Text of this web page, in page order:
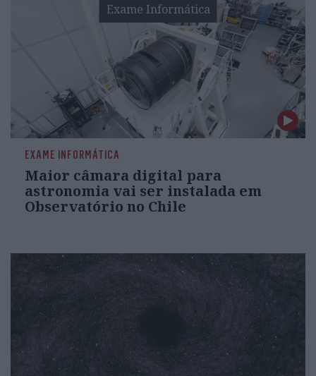
Exame Informática
EXAME INFORMÁTICA
Maior câmara digital para
astronomia vai ser instalada em
Observatório no Chile